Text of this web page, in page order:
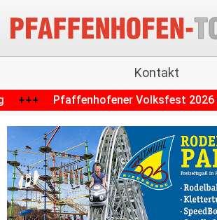
Kontakt
2026 wirft seine Schatten